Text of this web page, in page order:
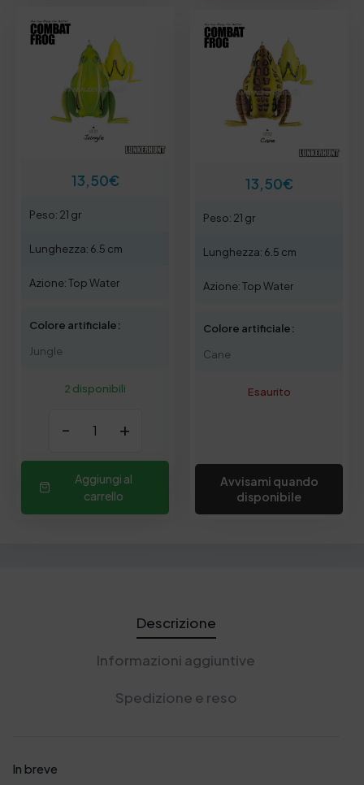
13,50€
Peso: 21 gr
Lunghezza: 6.5 cm
Azione: Top Water
Colore artificiale:
Jungle
2 disponibili
- +
Aggiungi al
carrello
13,50€
Peso: 21 gr
Lunghezza: 6.5 cm
Azione: Top Water
Colore artificiale:
Cane
Esaurito
Avvisami quando
disponibile
Descrizione
Informazioni aggiuntive
Spedizione e reso
In breve